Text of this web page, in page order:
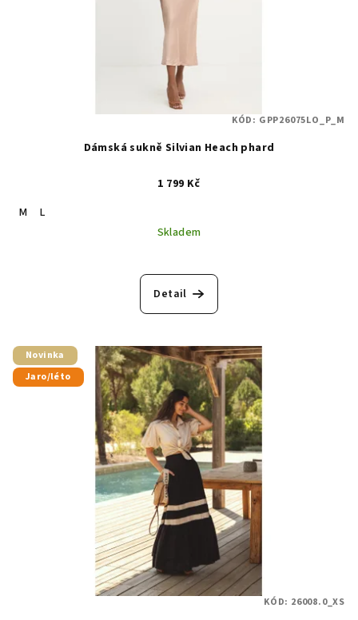
Dámská sukně Silvian Heach phard
1 799 Kč
M
L
Skladem
Detail
KÓD: GPP26075LO_P_M
Novinka
Jaro/léto
KÓD: 26008.0_XS